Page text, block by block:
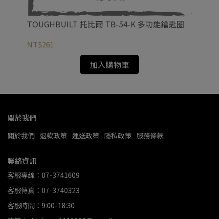
TOUGHBUILT 托比爾 TB-54-K 多功能鑰匙圈
NT$261
加入購物車
關於我們
關於我們 退款政策 運送政策 隱私政策 服務條款
聯絡資訊
客服專線：07-3741609
客服傳真：07-3740323
客服時間：9:00-18:30